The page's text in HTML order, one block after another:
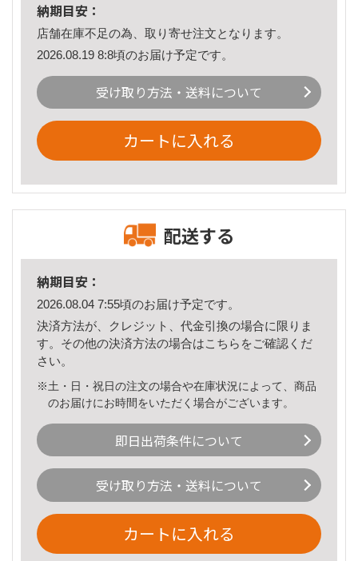
納期目安：
店舗在庫不足の為、取り寄せ注文となります。
2026.08.19 8:8頃のお届け予定です。
受け取り方法・送料について
カートに入れる
配送する
納期目安：
2026.08.04 7:55頃のお届け予定です。
決済方法が、クレジット、代金引換の場合に限りま
す。その他の決済方法の場合はこちら をご確認くだ
さい。
※土・日・祝日の注文の場合や在庫状況によって、商品
のお届けにお時間をいただく場合がございます。
即日出荷条件について
受け取り方法・送料について
カートに入れる